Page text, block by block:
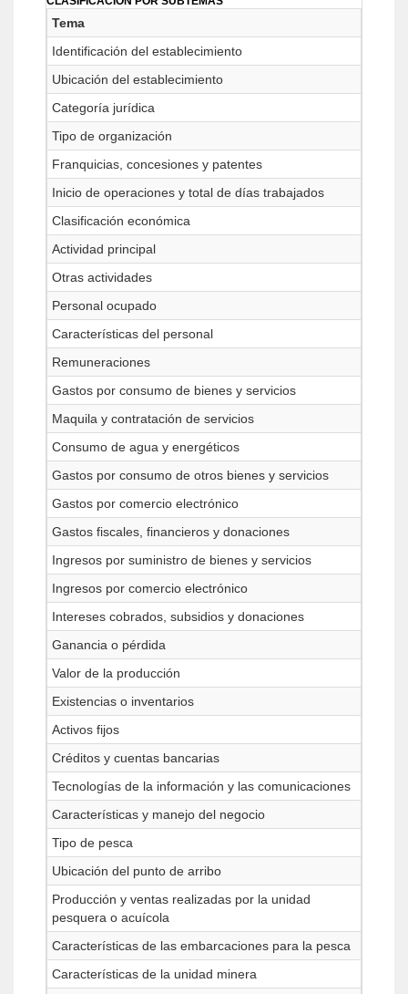
Tema
Identificación del establecimiento
Ubicación del establecimiento
Categoría jurídica
Tipo de organización
Franquicias, concesiones y patentes
Inicio de operaciones y total de días trabajados
Clasificación económica
Actividad principal
Otras actividades
Personal ocupado
Características del personal
Remuneraciones
Gastos por consumo de bienes y servicios
Maquila y contratación de servicios
Consumo de agua y energéticos
Gastos por consumo de otros bienes y servicios
Gastos por comercio electrónico
Gastos fiscales, financieros y donaciones
Ingresos por suministro de bienes y servicios
Ingresos por comercio electrónico
Intereses cobrados, subsidios y donaciones
Ganancia o pérdida
Valor de la producción
Existencias o inventarios
Activos fijos
Créditos y cuentas bancarias
Tecnologías de la información y las comunicaciones
Características y manejo del negocio
Tipo de pesca
Ubicación del punto de arribo
Producción y ventas realizadas por la unidad
pesquera o acuícola
Características de las embarcaciones para la pesca
Características de la unidad minera